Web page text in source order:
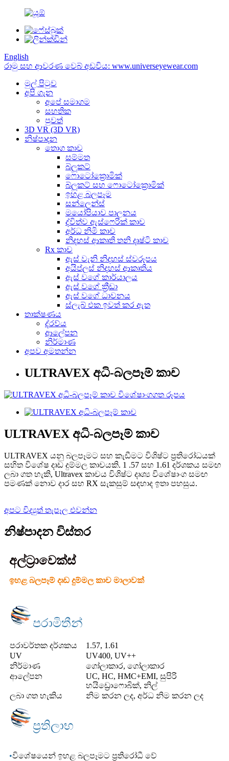
English
රාමු සහ ආවරණ වෙබ් අඩවිය: www.universeyewear.com
මුල් පිටුව
අපි ගැන
අපේ සමාගම
සහතික
පුවත්
3D VR (3D VR)
නිෂ්පාදන
තොග කාච
සම්මත
බ්ලූකට්
ෆොටෝක්‍රොමික්
බ්ලූකට් සහ ෆොටෝක්‍රොමික්
ඉහළ බලපෑම
සන්ලෙන්ස්
මයෝපියාව පාලනය
ද්විත්ව ඇස්ෆෙරික් කාච
අර්ධ නිමි කාච
නිදහස් ආකෘති තනි දෘෂ්ටි කාච
Rx කාච
ඇස් වැනි නිදහස් ස්වරූපය
අයිප්ලස් නිදහස් ආකෘතිය
ඇස් වගේ කාර්යාලය
ඇස් වගේ ක්‍රීඩා
ඇස් වගේ ධාවනය
ස්ලැබ් එක ඉවත් කර ඇත
තාක්ෂණය
ද්රව්ය
ආලේපන
නිර්මාණ
අපව අමතන්න
ULTRAVEX අධි-බලපෑම් කාච
ULTRAVEX අධි-බලපෑම් කාච
ULTRAVEX යනු බලපෑමට සහ කැඩීමට විශිෂ්ට ප්‍රතිරෝධයක්
සහිත විශේෂ දෘඩ දුම්මල කාචයකි. 1 .57 සහ 1.61 දර්ශකය සමඟ
ලබා ගත හැකි, Ultravex කාචය විශිෂ්ට දෘශ්‍ය විශේෂාංග සමඟ
පමණක් නොව දාර සහ RX සැකසුම් සඳහාද ඉතා පහසුය.
අපට විද්‍යුත් තැපෑල එවන්න
නිෂ්පාදන විස්තර
අල්ට්‍රාවෙක්ස්
ඉහළ බලපෑම් දෘඩ දුම්මල කාච මාලාවක්
පරාමිතීන්
පරාවර්තක දර්ශකය
1.57, 1.61
UV
UV400, UV++
නිර්මාණ
ගෝලාකාර, ගෝලාකාර
ආලේපන
UC, HC, HMC+EMI, සුපිරි
හයිඩ්‍රොෆොබික්, නිල්
ලබා ගත හැකිය
නිම කරන ලද, අර්ධ නිම කරන ලද
ප්‍රතිලාභ
•විශේෂයෙන් ඉහළ බලපෑමට ප්‍රතිරෝධී වේ